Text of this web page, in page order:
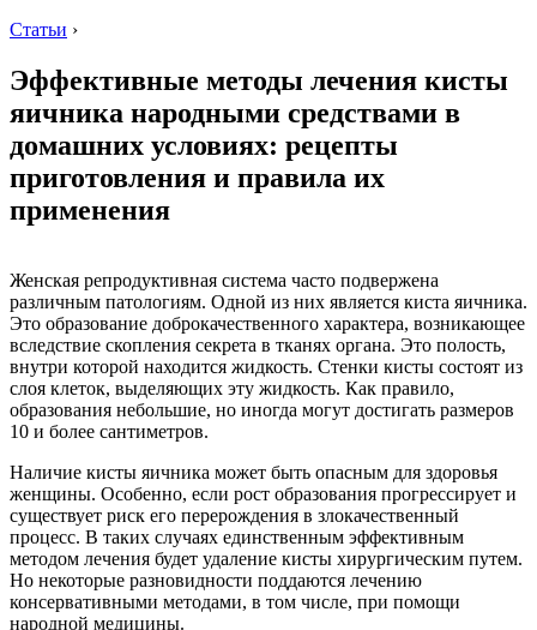
Статьи ›
Эффективные методы лечения кисты
яичника народными средствами в
домашних условиях: рецепты
приготовления и правила их
применения
Женская репродуктивная система часто подвержена
различным патологиям. Одной из них является киста яичника.
Это образование доброкачественного характера, возникающее
вследствие скопления секрета в тканях органа. Это полость,
внутри которой находится жидкость. Стенки кисты состоят из
слоя клеток, выделяющих эту жидкость. Как правило,
образования небольшие, но иногда могут достигать размеров
10 и более сантиметров.
Наличие кисты яичника может быть опасным для здоровья
женщины. Особенно, если рост образования прогрессирует и
существует риск его перерождения в злокачественный
процесс. В таких случаях единственным эффективным
методом лечения будет удаление кисты хирургическим путем.
Но некоторые разновидности поддаются лечению
консервативными методами, в том числе, при помощи
народной медицины.